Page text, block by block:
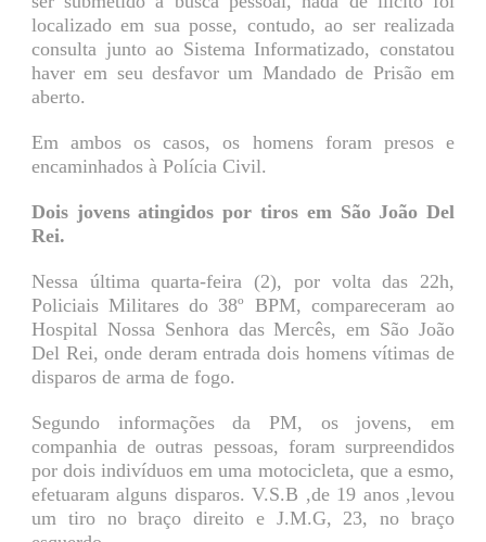
localizado em sua posse, contudo, ao ser realizada
consulta junto ao Sistema Informatizado, constatou
haver em seu desfavor um Mandado de Prisão em
aberto.
Em ambos os casos, os homens foram presos e
encaminhados à Polícia Civil.
Dois jovens atingidos por tiros em São João Del
Rei.
Nessa última quarta-feira (2), por volta das 22h,
Policiais Militares do 38º BPM, compareceram ao
Hospital Nossa Senhora das Mercês, em São João
Del Rei, onde deram entrada dois homens vítimas de
disparos de arma de fogo.
Segundo informações da PM, os jovens, em
companhia de outras pessoas, foram surpreendidos
por dois indivíduos em uma motocicleta, que a esmo,
efetuaram alguns disparos. V.S.B ,de 19 anos ,levou
um tiro no braço direito e J.M.G, 23, no braço